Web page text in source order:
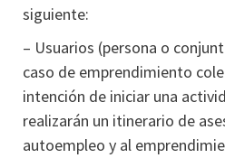
siguiente:
– Usuarios (persona o
caso de emprendimiento
intención de iniciar una
realizarán un itinerario de
autoempleo y al